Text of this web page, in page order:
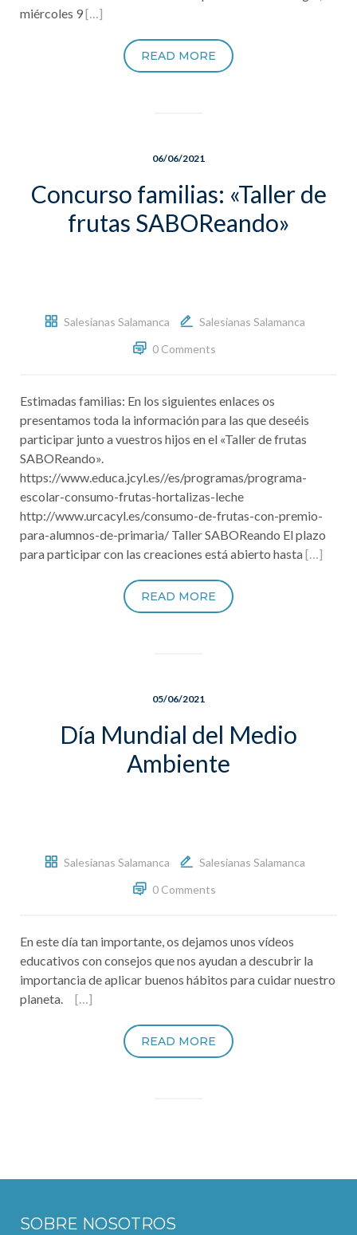
miércoles 9[…]
READ MORE
06/06/2021
Concurso familias: «Taller de
frutas SABOReando»
Salesianas Salamanca
Salesianas Salamanca
0 Comments
Estimadas familias: En los siguientes enlaces os
presentamos toda la información para las que deseéis
participar junto a vuestros hijos en el «Taller de frutas
SABOReando».
https://www.educa.jcyl.es//es/programas/programa-
escolar-consumo-frutas-hortalizas-leche
http://www.urcacyl.es/consumo-de-frutas-con-premio-
para-alumnos-de-primaria/ Taller SABOReando El plazo
para participar con las creaciones está abierto hasta[…]
READ MORE
05/06/2021
Día Mundial del Medio
Ambiente
Salesianas Salamanca
Salesianas Salamanca
0 Comments
En este día tan importante, os dejamos unos vídeos
educativos con consejos que nos ayudan a descubrir la
importancia de aplicar buenos hábitos para cuidar nuestro
planeta. […]
READ MORE
SOBRE NOSOTROS